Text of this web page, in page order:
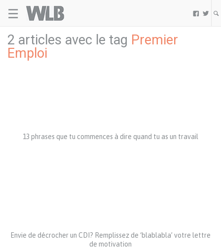
☰  
2 articles avec le tag Premier
Emploi
13 phrases que tu commences à dire quand tu as un travail
Envie de décrocher un CDI? Remplissez de ‘blablabla’ votre lettre
de motivation